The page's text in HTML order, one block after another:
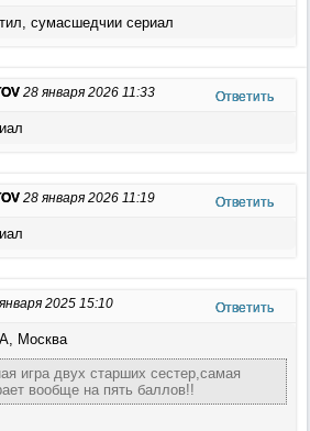
сумасшедчии сериал
28 января 2026 11:33 Ответить
28 января 2026 11:19 Ответить
2025 15:10 Ответить
Москва
игра двух старших сестер,самая
вообще на пять баллов!!